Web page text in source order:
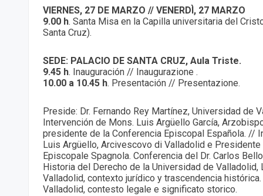
VIERNES, 27 DE MARZO // VENERDÌ, 27 MARZO
9.00 h. Santa Misa en la Capilla universitaria del
Santa Cruz).
SEDE: PALACIO DE SANTA CRUZ, Aula Triste.
9.45 h. Inauguración // Inaugurazione .
10.00 a 10.45 h. Presentación // Presentazione.
Preside: Dr. Fernando Rey Martínez, Universidad de
Intervención de Mons. Luis Argüello García,
presidente de la Conferencia Episcopal Española. //
Luis Argüello, Arcivescovo di Valladolid e
Episcopale Spagnola. Conferencia del Dr. Carlos
Historia del Derecho de la Universidad de Valladolid,
Valladolid, contexto jurídico y trascendencia
Valladolid, contesto legale e significato storico.